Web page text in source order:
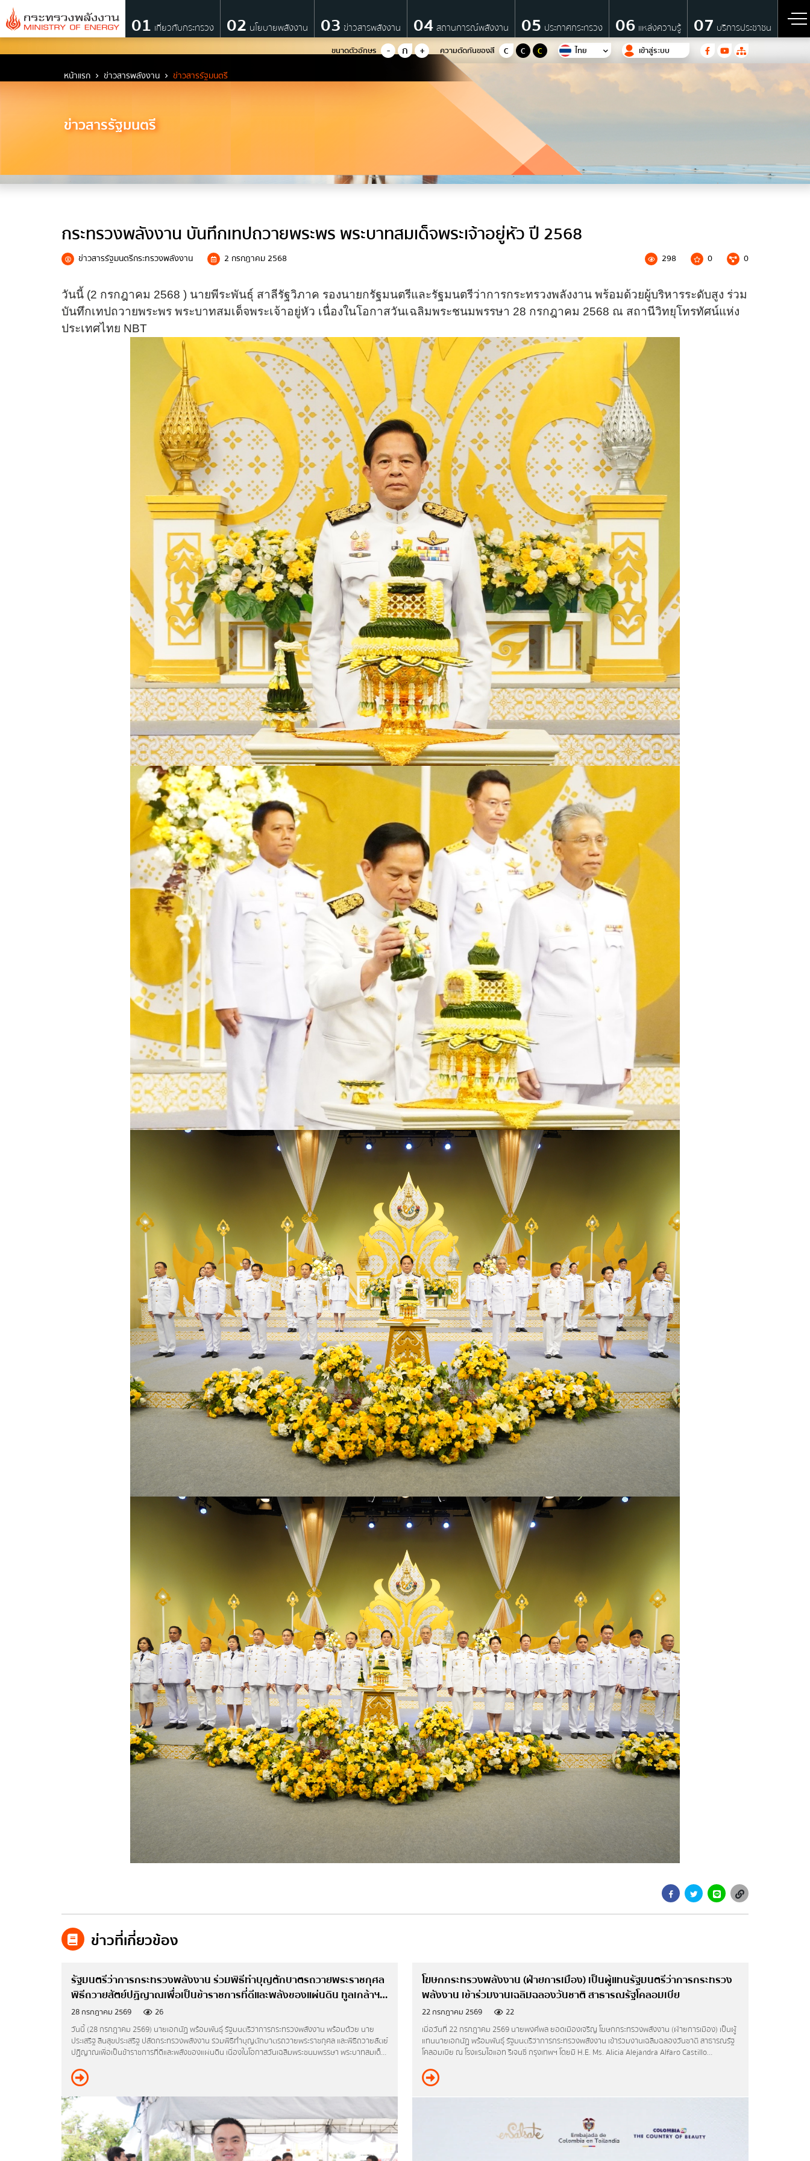
01 เกี่ยวกับกระทรวง 02 นโยบายพลังงาน 03 ข่าวสารพลังงาน 04 สถานการณ์พลังงาน 05 ประกาศกระทรวง 06 แหล่งความรู้ 07 บริการประชาชน
ขนาดตัวอักษร - ก + ความตัดกันของสี C C C ไทย เข้าสู่ระบบ
เกี่ยวกับกระทรวง
ประวัติกระทรวงพลังงาน
ผู้บริหารเทคโนโลยีสารสนเทศระดับสูง (CIO)
เจตจำนงสุจริตของผู้บริหาร
การมีส่วนร่วมของผู้บริหาร
กฎหมาย/พรบ.ด้านพลังงาน
ประกาศกระทรวงเกี่ยวกับกฎหมาย
การเสริมสร้างวัฒนธรรมองค์กร
การตรวจราชการประจำปี
สำนักงานพลังงานจังหวัด
ข้อมูลพลังงาน
นโยบายพลังงาน
นโยบายด้านพลังงานของรัฐบาล
มติ ครม. ด้านพลังงาน
ยุทธศาสตร์กระทรวงพลังงาน
มาตรการส่งเสริมที่สำคัญ
มติคณะ กพช./กบง.
แผน/ผลการดำเนินงาน
ระบบแสดงข้อมูลผลการดำเนินงานแผนงาน/โครงการตามนโยบายสำคัญ
ของกระทรวงพลังงาน
แผนการใช้จ่ายงบประมาณประจำปี (เอกสารงบประมาณ)
แผนการใช้จ่ายงบประมาณประจำปี
รายงานการกำกับติดตามการใช้จ่ายงบประมาณรอบ 6 เดือน
รายงานผลการใช้จ่ายงบประมาณประจำปี
ข้อมูลรายงาน
รายงานประจำปี
รายงานการกำกับติดตามการดำเนินงานประจำปี รอบ 6 เดือน
รายงานผลการดำเนินงานของกระทรวง
รายงานการเงินสำนักงานปลัดกระทรวงพลังงาน
รายงานต้นทุนต่อหน่วยผลผลิต
รายงานงบทดลอง
การติดตามตรวจสอบและประเมินผลภาคราชการ
ข่าวสารการติดตามตรวจสอบและประเมินผลภาคราชการ (คตป.พน.)
รายงานการติดตามตรวจสอบและประเมินผลภาคราชการ (คตป.พน.)
การป้องกันการทุจริต
แผนปฏิบัติการป้องกันการทุจริต
รายงานการกำกับติดตามการดำเนินการป้องกันการทุจริต รอบ 6
เดือน
รายงานผลการดำเนินการป้องกันการทุจริตประจำปี
การประเมินความเสี่ยงการทุจริตประจำปี
การดำเนินการเพื่อจัดการความเสี่ยงการทุจริต
มาตรการส่งเสริมคุณธรรมและความโปร่งใสภายในหน่วยงาน
การดำเนินการตามมาตรการส่งเสริมคุณธรรมและความโปร่งใสภายใน
ศูนย์ปฏิบัติการต่อต้านการทุจริต
ข่าวประชาสัมพันธ์ ศูนย์ปฏิบัติการต่อต้านการทุจริต
ข้อมูลเผยแพร่ ศูนย์ปฏิบัติการต่อต้านทุจริต
แนวทางการประพฤติปฏิบัติตน ตามพระราชบัญญัติมาตรฐานทาง
จริยธรรม พ.ศ. 2562
ข่าวสารพลังงาน
ข่าวสารรัฐมนตรี
ข่าวและข้อมูลประหยัดพลังงาน
ข่าวกิจกรรมและประชาสัมพันธ์
ข่าวประชาสัมพันธ์
ข่าวสารผู้บริหาร
สถานการณ์พลังงาน
สถานการณ์ภาพรวมพลังงาน
รายงานสถิติพลังงานรายปี
ฐานะกองทุนน้ำมันเชื้อเพลิง
สถิติรายงาน
ประกาศกระทรวง
ประกาศจัดซื้อจัดจ้างกระทรวงพลังงาน
ข่าวจัดซื้อจัดจ้าง
แผนการจัดซื้อจัดจ้างหรือแผนการจัดหาพัสดุ
สรุปผลการจัดซื้อจัดจ้างหรือการจัดหาพัสดุรายเดือน
รายงานผลการจัดซื้อจัดจ้างหรือการจัดหาพัสดุประจำปี
ประกาศรับสมัครงาน
สำนักงานปลัดกระทรวงพลังงาน
กรมพัฒนาพลังงานทดแทนและอนุรักษ์พลังงาน
กรมธุรกิจพลังงาน
กรมเชื้อเพลิงธรรมชาติ
สำนักงานนโยบายและแผนพลังงาน
การให้บริการ
คู่มือประชาชน
คู่มือหรือมาตรฐานการปฏิบัติงาน
คู่มือหรือมาตรฐานการให้บริการ
สมัครรับข่าวสาร (e-Newsletter)
สั่งซื้อแผนที่แปลงสัมปทานปิโตรเลียม
ระบบขอความเห็นชอบการนำเข้า ส่งออกน้ำมันเชื้อเพลิงทาง
อิเล็กทรอนิกส์
การแจ้งเรื่องร้องเรียน
แนวปฏิบัติการจัดการเรื่องร้องเรียนการทุจริตและประพฤติมิชอบ
ข้อมูลเปิดสาธารณะ
บัญชีข้อมูลเปิดสาธารณะ
กรุณาระบุคำค้นหาที่ท่านต้องการ
หน้าแรก ข่าวสารพลังงาน ข่าวสารรัฐมนตรี
ข่าวสารรัฐมนตรี
กระทรวงพลังงาน บันทึกเทปถวายพระพร พระบาทสมเด็จพระเจ้าอยู่หัว ปี 2568
ข่าวสารรัฐมนตรีกระทรวงพลังงาน 2 กรกฎาคม 2568 298 0 0
วันนี้ (2 กรกฎาคม 2568 ) นายพีระพันธุ์ สาลีรัฐวิภาค รองนายกรัฐมนตรีและรัฐมนตรีว่าการกระทรวงพลังงาน พร้อมด้วยผู้บริหารระดับสูง ร่วม
บันทึกเทปถวายพระพร พระบาทสมเด็จพระเจ้าอยู่หัว เนื่องในโอกาสวันเฉลิมพระชนมพรรษา 28 กรกฎาคม 2568 ณ สถานีวิทยุโทรทัศน์แห่ง
ประเทศไทย NBT
ข่าวที่เกี่ยวข้อง
รัฐมนตรีว่าการกระทรวงพลังงาน ร่วมพิธีทำบุญตักบาตรถวายพระราชกุศล
พิธีถวายสัตย์ปฏิญาณเพื่อเป็นข้าราชการที่ดีและพลังของแผ่นดิน ทูลเกล้าฯ
ถวายแจกันดอกไม้ และลงนามถวายพระพรพระบาทสมเด็จพระเจ้าอยู่หัว เนื่อง
ในโอกาสวันเฉลิมพระชนมพรรษา พระบาทสมเด็จพระเจ้าอยู่หัว
28 กรกฎาคม 2569
26
วันนี้ (28 กรกฎาคม 2569) นายเอกนัฏ พร้อมพันธุ์ รัฐมนตรีว่าการกระทรวงพลังงาน พร้อมด้วย นาย
ประเสริฐ สินสุขประเสริฐ ปลัดกระทรวงพลังงาน ร่วมพิธีทำบุญตักบาตรถวายพระราชกุศล และพิธีถวายสัตย์
ปฏิญาณเพื่อเป็นข้าราชการที่ดีและพลังของแผ่นดิน เนื่องในโอกาสวันเฉลิมพระชนมพรรษา พระบาทสมเด็จ
และลงนามถวายพระพรพระบาทสมเด็จพระเจ้าอยู่หัว ณ ห้องแดง และศาลาสหทัยสมาคม ในพระบรม
มหาราชวัง
โฆษกกระทรวงพลังงาน (ฝ่ายการเมือง) เป็นผู้แทนรัฐมนตรีว่าการกระทรวง
พลังงาน เข้าร่วมงานเฉลิมฉลองวันชาติ สาธารณรัฐโคลอมเบีย
22 กรกฎาคม 2569
22
เมื่อวันที่ 22 กรกฎาคม 2569 นายพงศ์พล ยอดเมืองเจริญ โฆษกกระทรวงพลังงาน (ฝ่ายการเมือง) เป็นผู้
แทนนายเอกนัฏ พร้อมพันธุ์ รัฐมนตรีว่าการกระทรวงพลังงาน เข้าร่วมงานเฉลิมฉลองวันชาติ สาธารณรัฐ
โคลอมเบีย ณ โรงแรมไฮแอท รีเจนซี่ กรุงเทพฯ โดยมี H.E. Ms. Alicia Alejandra Alfaro Castillo
แจ้งไฟล์เสีย
ชื่อ *
นามสกุล* เบอร์โทรศัพท์ *
อีเมล* ข้อความ*
ส่งข้อความ ล้างข้อมูล